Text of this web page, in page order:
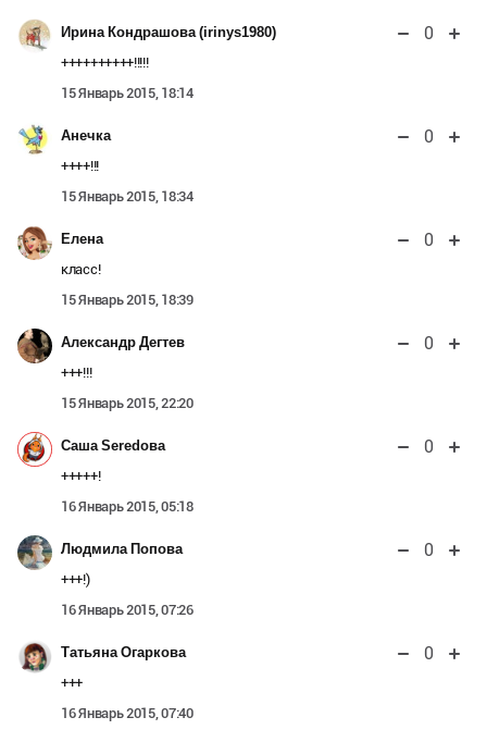
Ирина Кондрашова (irinys1980) 0
++++++++++!!!!!
15 Январь 2015, 18:14
Анечка 0
++++!!!
15 Январь 2015, 18:34
Елена 0
класс!
15 Январь 2015, 18:39
Александр Дегтев 0
+++!!!
15 Январь 2015, 22:20
Саша Seredова 0
+++++!
16 Январь 2015, 05:18
Людмила Попова 0
+++!)
16 Январь 2015, 07:26
Татьяна Огаркова 0
+++
16 Январь 2015, 07:40